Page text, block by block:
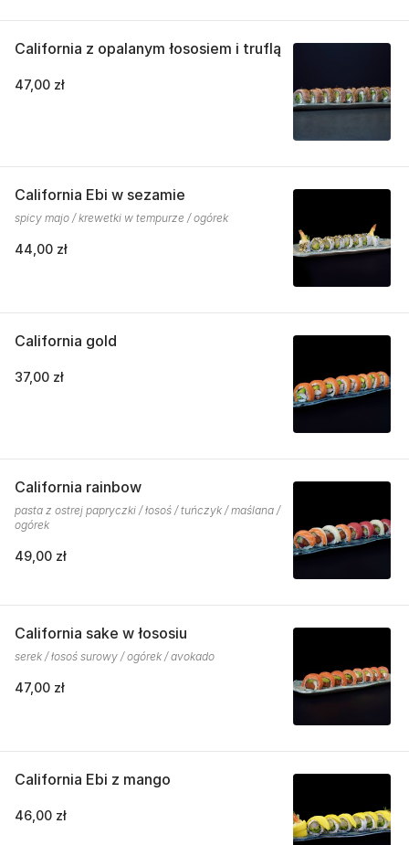
California z opalanym łososiem i truflą
47,00 zł
California Ebi w sezamie
spicy majo / krewetki w tempurze / ogórek
44,00 zł
California gold
37,00 zł
California rainbow
pasta z ostrej papryczki / łosoś / tuńczyk / maślana /
ogórek
49,00 zł
California sake w łososiu
serek / łosoś surowy / ogórek / avokado
47,00 zł
California Ebi z mango
46,00 zł